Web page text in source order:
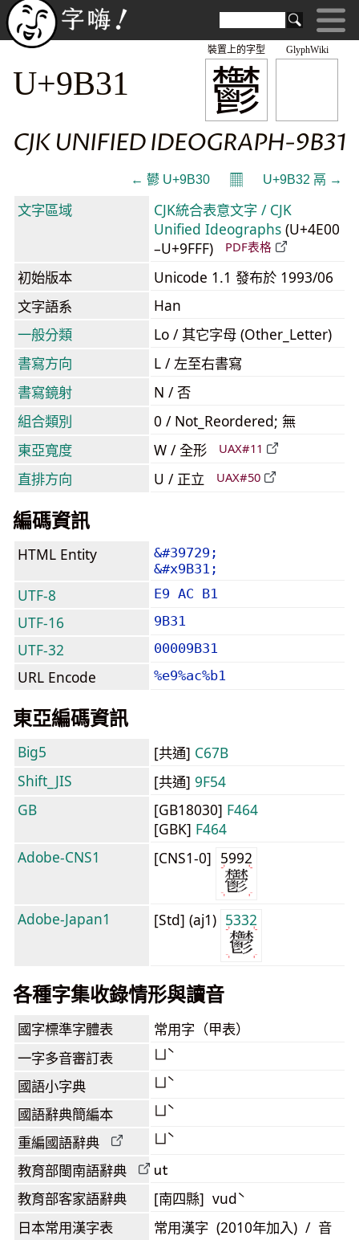
GlyphWiki
鬱
裝置上的字型
U+9B31
CJK UNIFIED IDEOGRAPH-9B31
← 鬰 U+9B30 𝄜 U+9B32 鬲 →
文字區域
CJK統合表意文字 / CJK
Unified Ideographs (U+4E00
–U+9FFF)
PDF表格
初始版本
Unicode 1.1 發布於 1993/06
文字語系
Han
一般分類
Lo / 其它字母 (Other_Letter)
書寫方向
L / 左至右書寫
書寫鏡射
N / 否
組合類別
0 / Not_Reordered; 無
東亞寬度
W / 全形 UAX#11
直排方向 U / 正立 UAX#50
編碼資訊
HTML Entity
&#39729;
&#x9B31;
UTF-8 E9 AC B1
UTF-16 9B31
UTF-32 00009B31
URL Encode %e9%ac%b1
東亞編碼資訊
Big5 [共通] C67B
Shift_JIS
[共通] 9F54
GB
[GB18030] F464
[GBK] F464
Adobe-CNS1
[CNS1-0] 5992
Adobe-Japan1 [Std] (aj1) 5332
各種字集收錄情形與讀音
國字標準字體表 常用字（甲表）
一字多音審訂表 ㄩˋ
國語小字典 ㄩˋ
國語辭典簡編本 ㄩˋ
重編國語辭典 ㄩˋ
教育部閩南語辭典 ut
教育部客家語辭典 [南四縣] vudˋ
日本常用漢字表
常用漢字 (2010年加入) / 音